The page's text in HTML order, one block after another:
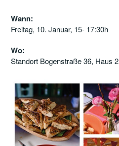
Wann:
Freitag, 10. Januar, 15- 17:30h
Wo:
Standort Bogenstraße 36, Haus 2